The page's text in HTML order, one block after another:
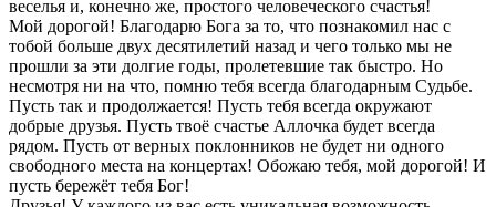
веселья и, конечно же, простого человеческого счастья!
Мой дорогой! Благодарю Бога за то, что познакомил нас с
тобой больше двух десятилетий назад и чего только мы не
прошли за эти долгие годы, пролетевшие так быстро. Но
несмотря ни на что, помню тебя всегда благодарным Судьбе.
Пусть так и продолжается! Пусть тебя всегда окружают
добрые друзья. Пусть твоё счастье Аллочка будет всегда
рядом. Пусть от верных поклонников не будет ни одного
свободного места на концертах! Обожаю тебя, мой дорогой! И
пусть бережёт тебя Бог!